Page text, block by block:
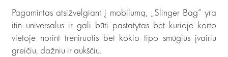
Pagamintas atsižvelgiant į mobilumą, „Slinger Bag“ yra
itin universalus ir gali būti pastatytas bet kurioje korto
vietoje norint treniruotis bet kokio tipo smūgius įvairiu
greičiu, dažniu ir aukščiu.